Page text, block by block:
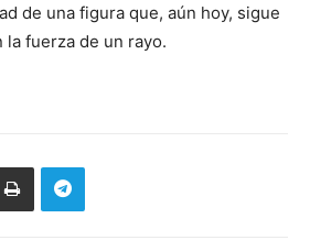
de una figura que, aún hoy, sigue
fuerza de un rayo.